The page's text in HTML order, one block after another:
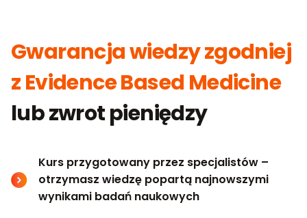
Gwarancja wiedzy zgodniej
z Evidence Based Medicine
lub zwrot pieniędzy
Kurs przygotowany przez specjalistów –
otrzymasz wiedzę popartą najnowszymi
wynikami badań naukowych